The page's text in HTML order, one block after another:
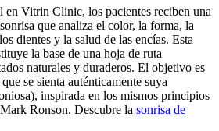
en Vitrin Clinic, los pacientes reciben una
que analiza el color, la forma, la
dientes y la salud de las encías. Esta
la base de una hoja de ruta
naturales y duraderos. El objetivo es
se sienta auténticamente suya
inspirada en los mismos principios
Ronson. Descubre la sonrisa de